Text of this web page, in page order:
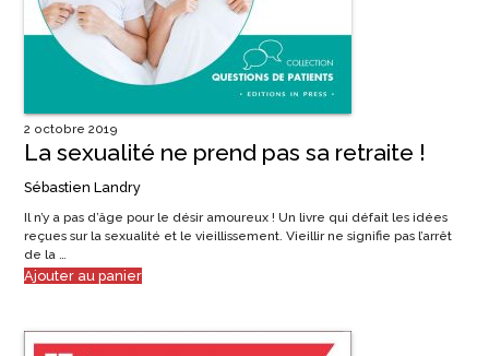
2 octobre 2019
La sexualité ne prend pas sa retraite !
Sébastien Landry
Il n’y a pas d’âge pour le désir amoureux ! Un livre qui défait les idées
reçues sur la sexualité et le vieillissement. Vieillir ne signifie pas l’arrêt
de la …
Ajouter au panier